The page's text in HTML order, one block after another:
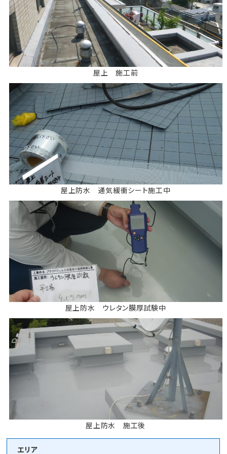
屋上 施工前
屋上防水 通気緩衝シート施工中
屋上防水 ウレタン膜厚試験中
屋上防水 施工後
エリア